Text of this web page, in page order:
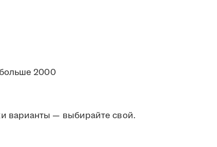
2000
варианты — выбирайте свой.